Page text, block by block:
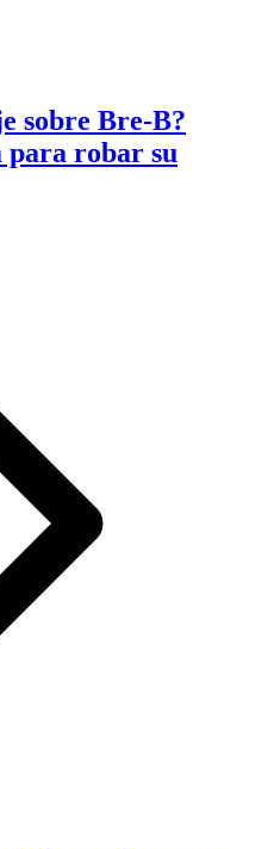
sobre Bre-B?
para robar su